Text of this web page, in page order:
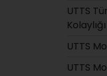
UTTS
Kolaylığı
UTTS
UTTS